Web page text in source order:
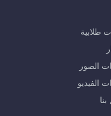
طلابية
الصور
الفيديو